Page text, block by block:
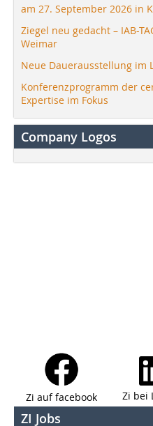
am 27. September 2026 in
Ziegel neu gedacht – IAB-
Weimar
Neue Dauerausstellung im
Konferenzprogramm der
Expertise im Fokus
Company Logos
Zi auf facebook Zi bei
ZI Jobs